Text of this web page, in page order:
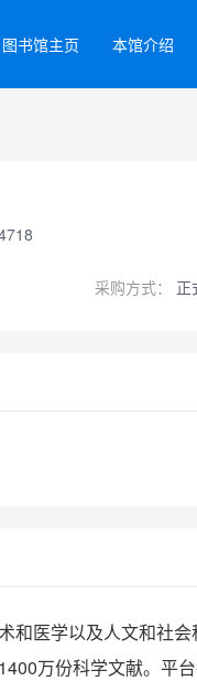
图书馆主页 本馆介绍
采购方式： 正
和医学以及人文和社
万份科学文献。平